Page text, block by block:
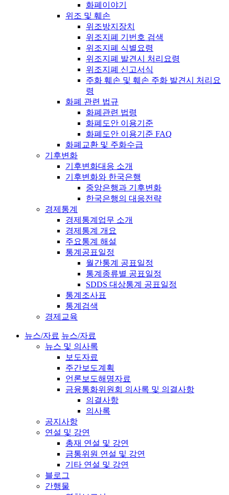
화폐이야기
위조 및 훼손
위조방지장치
위조지폐 기번호 검색
위조지폐 식별요령
위조지폐 발견시 처리요령
위조지폐 신고서식
주화 훼손 및 훼손 주화 발견시 처리요
령
화폐 관련 법규
화폐관련 법령
화폐도안 이용기준
화폐도안 이용기준 FAQ
화폐교환 및 주화수급
기후변화
기후변화대응 소개
기후변화와 한국은행
중앙은행과 기후변화
한국은행의 대응전략
경제통계
경제통계업무 소개
경제통계 개요
주요통계 해설
통계공표일정
월간통계 공표일정
통계종류별 공표일정
SDDS 대상통계 공표일정
통계조사표
통계검색
경제교육
뉴스/자료 뉴스/자료
뉴스 및 의사록
보도자료
주간보도계획
언론보도해명자료
금융통화위원회 의사록 및 의결사항
의결사항
의사록
공지사항
연설 및 강연
총재 연설 및 강연
금통위원 연설 및 강연
기타 연설 및 강연
블로그
간행물